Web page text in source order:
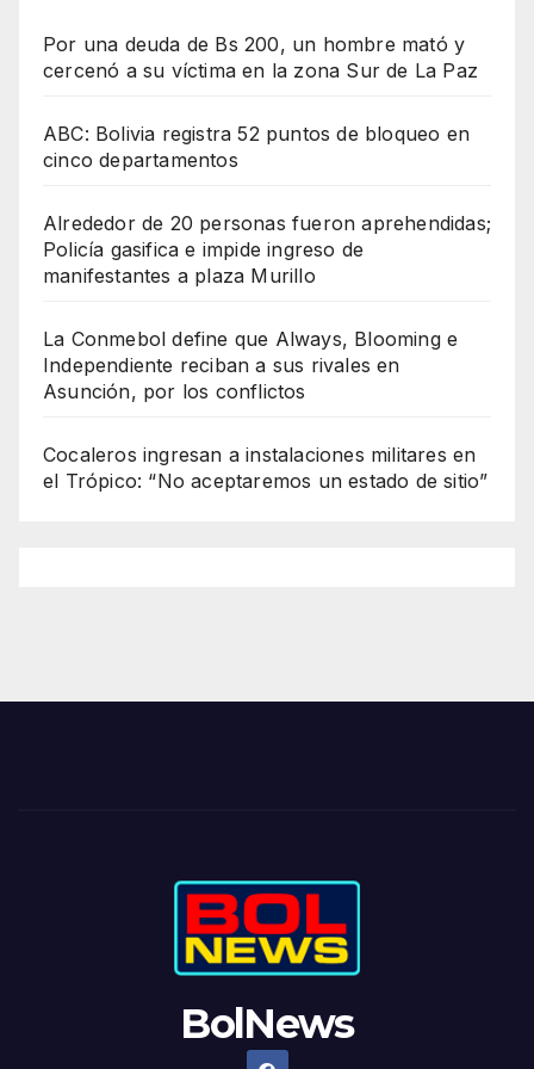
Por una deuda de Bs 200, un hombre mató y
cercenó a su víctima en la zona Sur de La Paz
ABC: Bolivia registra 52 puntos de bloqueo en
cinco departamentos
Alrededor de 20 personas fueron aprehendidas;
Policía gasifica e impide ingreso de
manifestantes a plaza Murillo
La Conmebol define que Always, Blooming e
Independiente reciban a sus rivales en
Asunción, por los conflictos
Cocaleros ingresan a instalaciones militares en
el Trópico: “No aceptaremos un estado de sitio”
BolNews